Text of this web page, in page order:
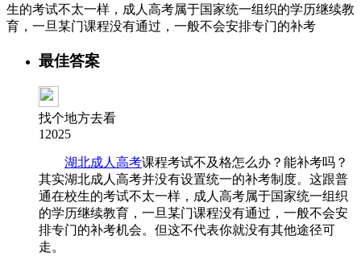
生的考试不太一样，成人高考属于国家统一组织的学历继续教
育，一旦某门课程没有通过，一般不会安排专门的补考
最佳答案
找个地方去看
12025
湖北成人高考课程考试不及格怎么办？能补考吗？
其实湖北成人高考并没有设置统一的补考制度。这跟普
通在校生的考试不太一样，成人高考属于国家统一组织
的学历继续教育，一旦某门课程没有通过，一般不会安
排专门的补考机会。但这不代表你就没有其他途径可
走。